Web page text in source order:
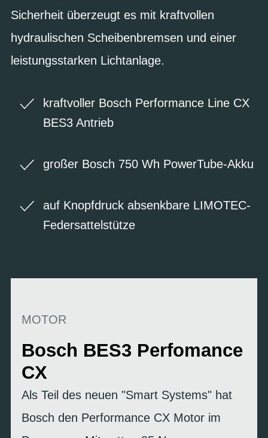
Sicherheit überzeugt es mit kraftvollen
hydraulischen Scheibenbremsen und einer
leistungsstarken Lichtanlage.
kraftvoller Bosch Performance Line CX
BES3 Antrieb
großer Bosch 750 Wh PowerTube-Akku
auf Knopfdruck absenkbare LIMOTEC-
Federsattelstütze
MOTOR
Bosch BES3 Perfomance
CX
Als Teil des neuen "Smart Systems" hat
Bosch den Performance CX Motor im